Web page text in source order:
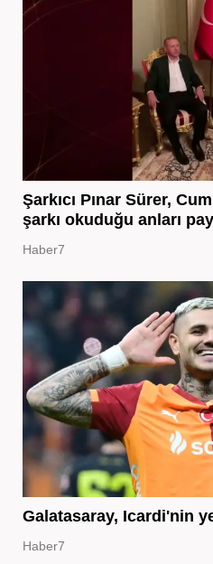
Şarkıcı Pınar Sürer,
şarkı okuduğu anları
Haber7
Galatasaray, Icardi'nin
Haber7